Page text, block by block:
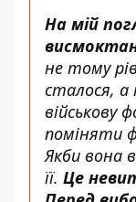
На мій
не тому
сталося,
військову
поміняти
Якби вона
її. Це